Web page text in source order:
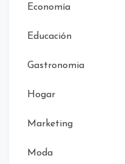
Economía
Educación
Gastronomia
Hogar
Marketing
Moda